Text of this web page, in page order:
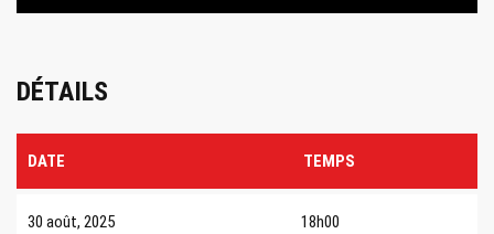
DÉTAILS
DATE TEMPS
30 août, 2025 18h00